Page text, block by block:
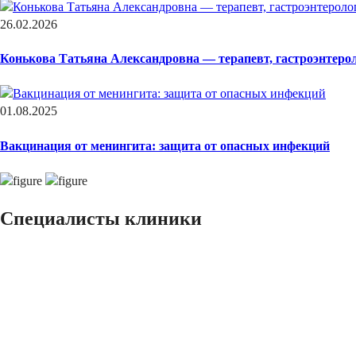
26.02.2026
Конькова Татьяна Александровна — терапевт,
01.08.2025
Вакцинация от менингита: защита от опасных инфекций
Специалисты клиники